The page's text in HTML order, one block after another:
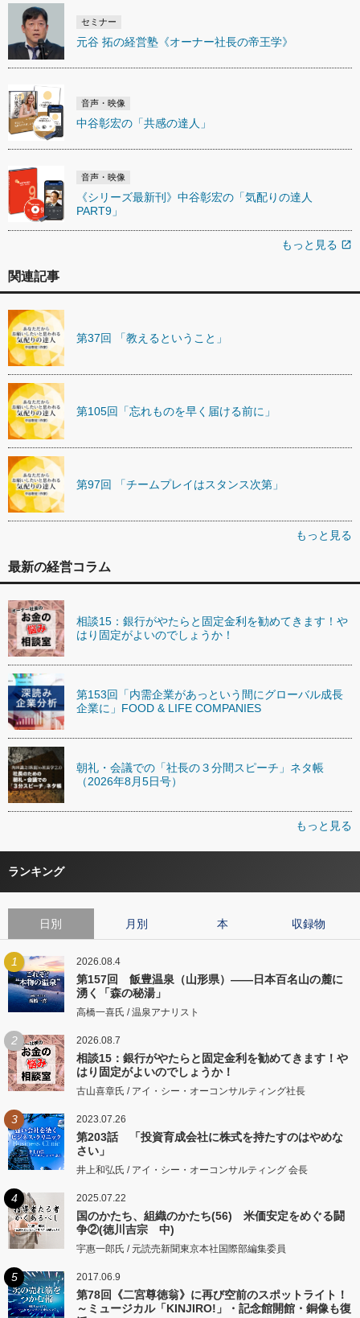
セミナー
元谷 拓の経営塾《オーナー社長の帝王学》
音声・映像
中谷彰宏の「共感の達人」
音声・映像
《シリーズ最新刊》中谷彰宏の「気配りの達人
PART9」
もっと見る open_in_new
関連記事
第37回 「教えるということ」
第105回「忘れものを早く届ける前に」
第97回 「チームプレイはスタンス次第」
もっと見る
最新の経営コラム
相談15：銀行がやたらと固定金利を勧めてきます！や
はり固定がよいのでしょうか！
第153回「内需企業があっという間にグローバル成長
企業に」FOOD & LIFE COMPANIES
朝礼・会議での「社長の３分間スピーチ」ネタ帳
（2026年8月5日号）
もっと見る
ランキング
日別 月別 本 収録物
1 2026.08.4
第157回 飯豊温泉（山形県）――日本百名山の麓に
湧く「森の秘湯」
高橋一喜氏 / 温泉アナリスト
2 2026.08.7
相談15：銀行がやたらと固定金利を勧めてきます！や
はり固定がよいのでしょうか！
古山喜章氏 / アイ・シー・オーコンサルティング社長
3 2023.07.26
第203話 「投資育成会社に株式を持たすのはやめな
さい」
井上和弘氏 / アイ・シー・オーコンサルティング 会長
4 2025.07.22
国のかたち、組織のかたち(56) 米価安定をめぐる闘
争②(徳川吉宗 中)
宇惠一郎氏 / 元読売新聞東京本社国際部編集委員
5 2017.06.9
第78回《二宮尊徳翁》に再び空前のスポットライト！
～ミュージカル「KINJIRO!」・記念館開館・銅像も復